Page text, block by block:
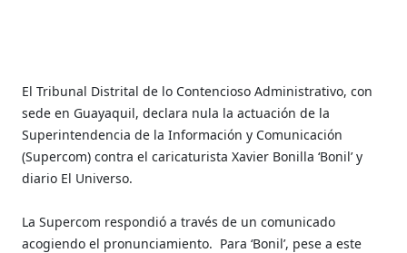
El Tribunal Distrital de lo Contencioso Administrativo, con
sede en Guayaquil, declara nula la actuación de la
Superintendencia de la Información y Comunicación
(Supercom) contra el caricaturista Xavier Bonilla ‘Bonil’ y
diario El Universo.
La Supercom respondió a través de un comunicado
acogiendo el pronunciamiento. Para ‘Bonil’, pese a este